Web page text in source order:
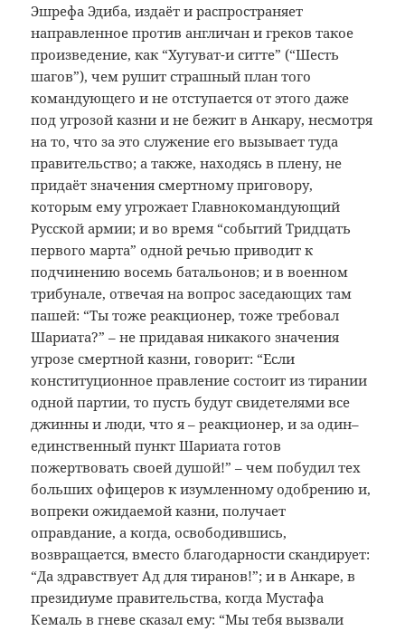
Эшрефа Эдиба, издаёт и распространяет
направленное против англичан и греков такое
произведение, как “Хутуват-и ситте” (“Шесть
шагов”), чем рушит страшный план того
командующего и не отступается от этого даже
под угрозой казни и не бежит в Анкару, несмотря
на то, что за это служение его вызывает туда
правительство; а также, находясь в плену, не
придаёт значения смертному приговору,
которым ему угрожает Главнокомандующий
Русской армии; и во время “событий Тридцать
первого марта” одной речью приводит к
подчинению восемь батальонов; и в военном
трибунале, отвечая на вопрос заседающих там
пашей: “Ты тоже реакционер, тоже требовал
Шариата?” – не придавая никакого значения
угрозе смертной казни, говорит: “Если
конституционное правление состоит из тирании
одной партии, то пусть будут свидетелями все
джинны и люди, что я – реакционер, и за один–
единственный пункт Шариата готов
пожертвовать своей душой!” – чем побудил тех
больших офицеров к изумленному одобрению и,
вопреки ожидаемой казни, получает
оправдание, а когда, освободившись,
возвращается, вместо благодарности скандирует:
“Да здравствует Ад для тиранов!”; и в Анкаре, в
президиуме правительства, когда Мустафа
Кемаль в гневе сказал ему: “Мы тебя вызвали